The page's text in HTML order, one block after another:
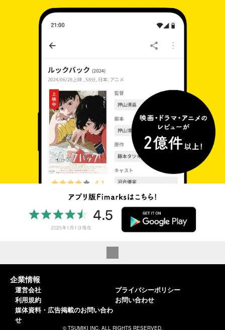
企業情報
運営会社
利用規約
媒体資料・広告掲載のお問い合わ
せ
プライバシーポリシー
お問い合わせ
© TSUMIKI INC. ALL RIGHTS RESERVED.